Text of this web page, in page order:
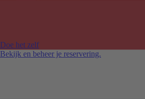
Doe het zelf
Bekijk en beheer je reservering.
Melbourne Tullamarine luchthaven
Perth luchthaven
Sydney luchthaven